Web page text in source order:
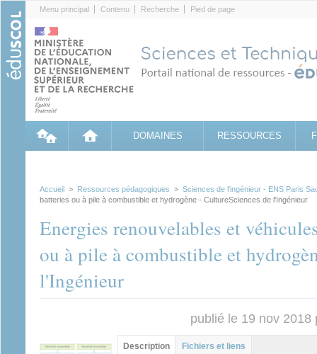
Menu principal Contenu Recherche Pied de page
DOMAINES RESSOURCES
Accueil > Ressources pédagogiques > Sciences de l'ingénieur - ENS Paris
batteries ou à pile à combustible et hydrogène - CultureSciences de l'Ingénieur
Energies renouvelables et
ou à pile à combustible et
l'Ingénieur
publié le 19 nov
Contenu principal
Description (onglet
Fichiers et liens